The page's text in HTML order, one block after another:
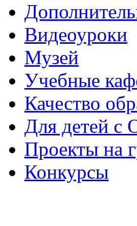
Видеоуроки
Музей
Учебные
Качество
Для детей с
Проекты на
Конкурсы